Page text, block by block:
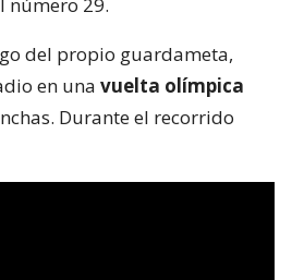
del propio guardameta,
en una vuelta olímpica
Durante el recorrido